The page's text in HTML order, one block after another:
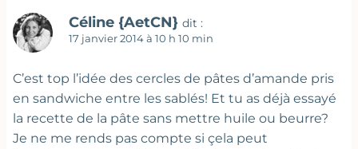
Céline {AetCN} dit :
17 janvier 2014 à 10 h 10 min
C’est top l’idée des cercles de pâtes d’amande pris
en sandwiche entre les sablés! Et tu as déjà essayé
la recette de la pâte sans mettre huile ou beurre?
Je ne me rends pas compte si çela peut